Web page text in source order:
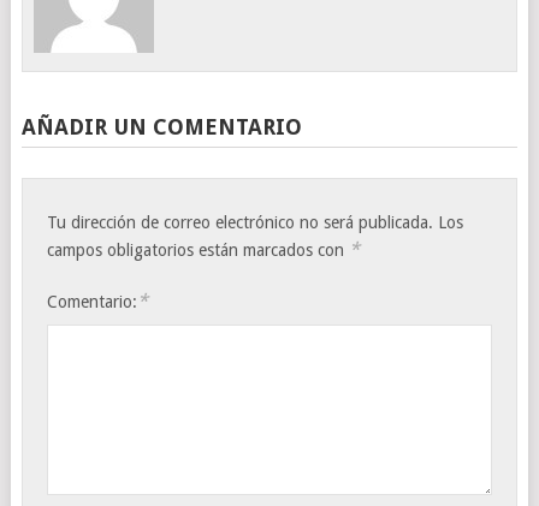
AÑADIR UN COMENTARIO
Tu dirección de correo electrónico no será publicada. Los
campos obligatorios están marcados con *
Comentario: *